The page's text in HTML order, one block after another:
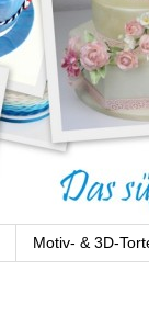
Motiv- & 3D-